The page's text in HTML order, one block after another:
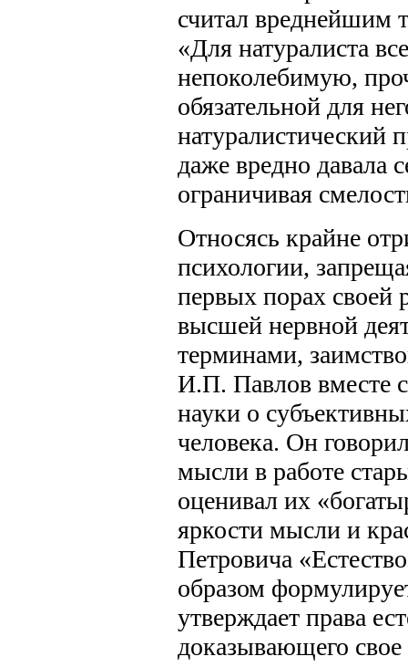
считал вреднейшим
«Для натуралиста
непоколебимую,
обязательной для
натуралистический
даже вредно давала
ограничивая
Относясь крайне
психологии,
первых порах своей
высшей нервной
терминами,
И.П. Павлов вместе
науки о
человека. Он
мысли в работе
оценивал их
яркости мысли и
Петровича
образом
утверждает права
доказывающего